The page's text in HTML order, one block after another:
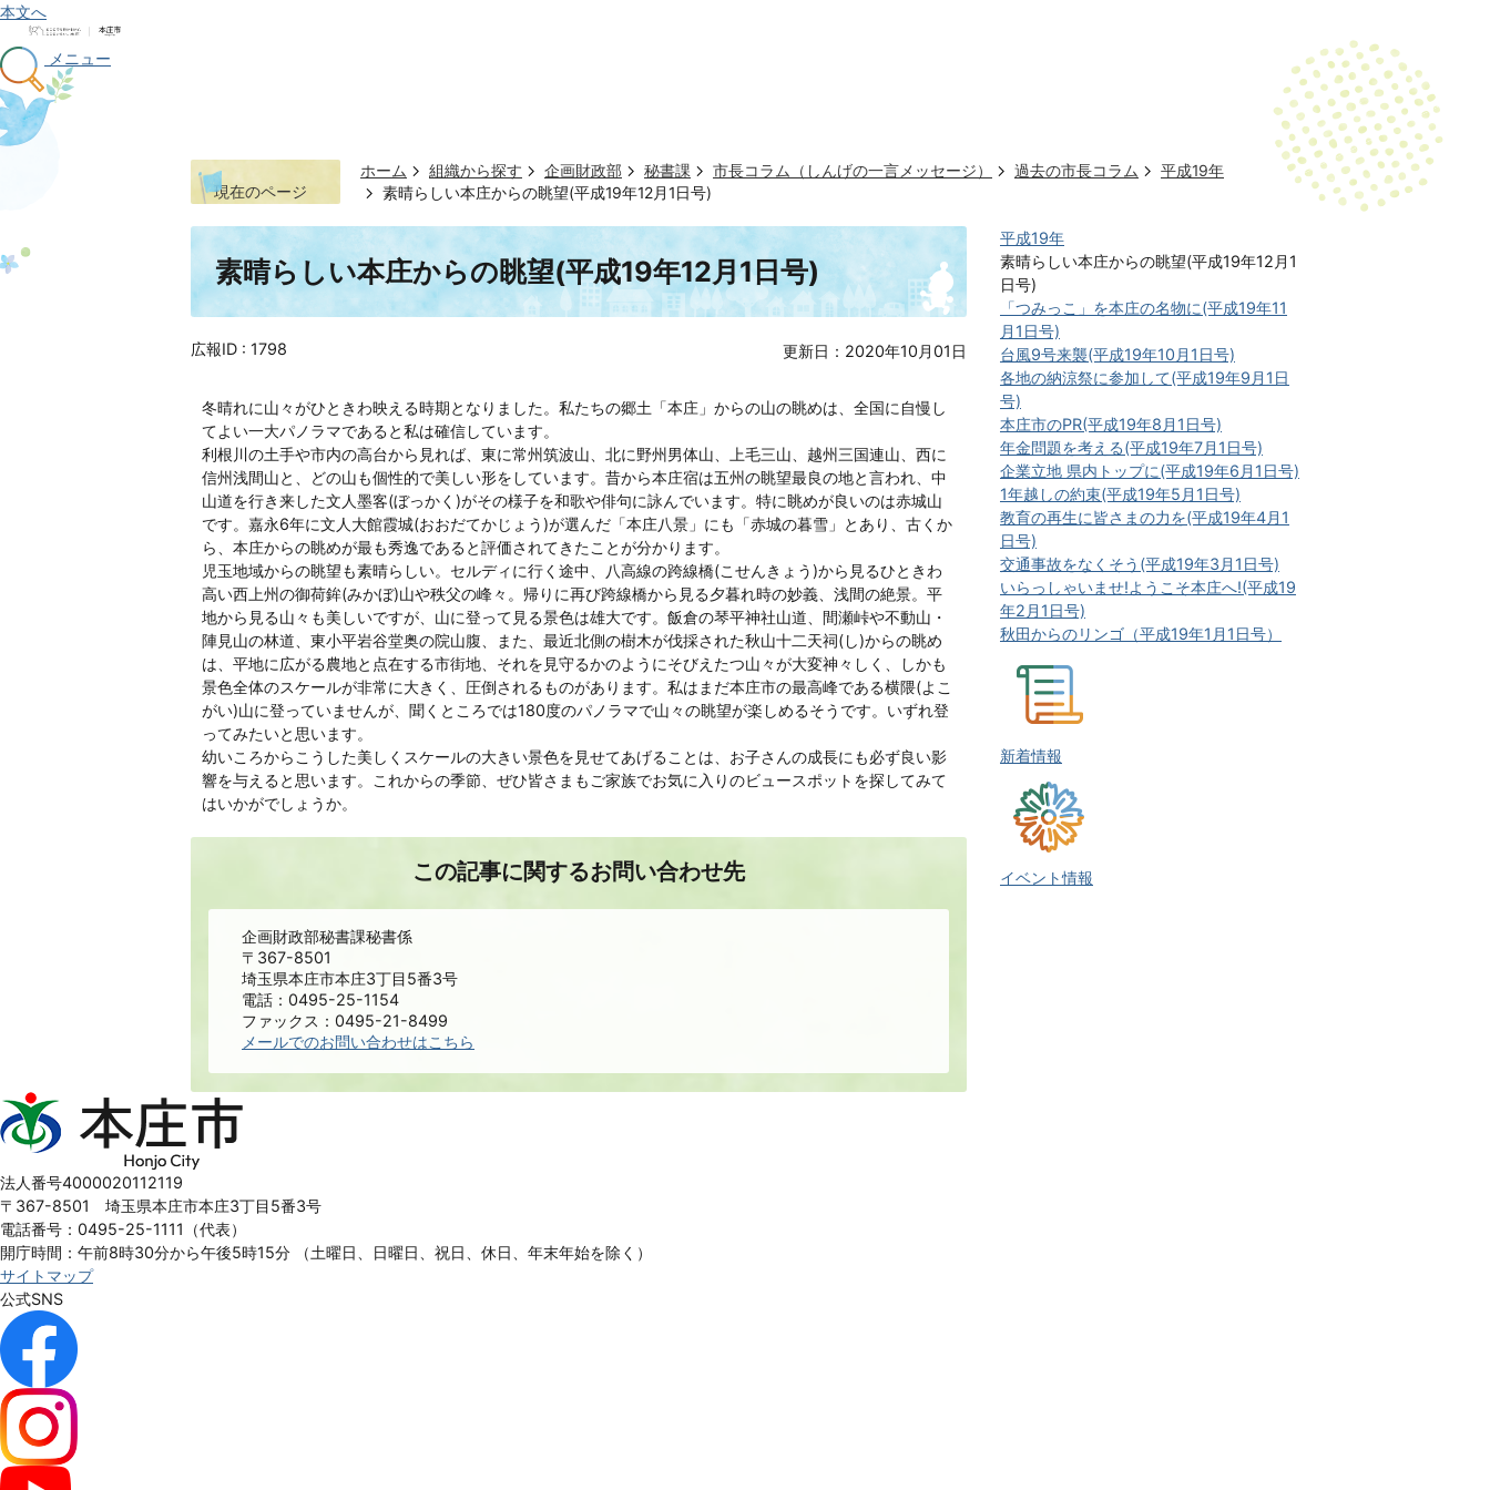
本文へ
メニュー
現在のページ
ホーム 組織から探す 企画財政部 秘書課 市長コラム（しんげの一言メッセージ） 過去の市長コラム
平成19年
素晴らしい本庄からの眺望(平成19年12月1日号)
素晴らしい本庄からの眺望(平成19年12月1日号)
更新日：2020年10月01日
広報ID : 1798
冬晴れに山々がひときわ映える時期となりました。私たちの郷土「本庄」からの山の眺めは、全国に自慢し
てよい一大パノラマであると私は確信しています。
利根川の土手や市内の高台から見れば、東に常州筑波山、北に野州男体山、上毛三山、越州三国連山、西に
信州浅間山と、どの山も個性的で美しい形をしています。昔から本庄宿は五州の眺望最良の地と言われ、中
山道を行き来した文人墨客(ぼっかく)がその様子を和歌や俳句に詠んでいます。特に眺めが良いのは赤城山
です。嘉永6年に文人大館霞城(おおだてかじょう)が選んだ「本庄八景」にも「赤城の暮雪」とあり、古くか
ら、本庄からの眺めが最も秀逸であると評価されてきたことが分かります。
児玉地域からの眺望も素晴らしい。セルディに行く途中、八高線の跨線橋(こせんきょう)から見るひときわ
高い西上州の御荷鉾(みかぼ)山や秩父の峰々。帰りに再び跨線橋から見る夕暮れ時の妙義、浅間の絶景。平
地から見る山々も美しいですが、山に登って見る景色は雄大です。飯倉の琴平神社山道、間瀬峠や不動山・
陣見山の林道、東小平岩谷堂奥の院山腹、また、最近北側の樹木が伐採された秋山十二天祠(し)からの眺め
は、平地に広がる農地と点在する市街地、それを見守るかのようにそびえたつ山々が大変神々しく、しかも
景色全体のスケールが非常に大きく、圧倒されるものがあります。私はまだ本庄市の最高峰である横隈(よこ
がい)山に登っていませんが、聞くところでは180度のパノラマで山々の眺望が楽しめるそうです。いずれ登
ってみたいと思います。
幼いころからこうした美しくスケールの大きい景色を見せてあげることは、お子さんの成長にも必ず良い影
響を与えると思います。これからの季節、ぜひ皆さまもご家族でお気に入りのビュースポットを探してみて
はいかがでしょうか。
この記事に関するお問い合わせ先
企画財政部秘書課秘書係
〒367-8501
埼玉県本庄市本庄3丁目5番3号
電話：0495-25-1154
ファックス：0495-21-8499
メールでのお問い合わせはこちら
平成19年
素晴らしい本庄からの眺望(平成19年12月1
日号)
「つみっこ」を本庄の名物に(平成19年11
月1日号)
台風9号来襲(平成19年10月1日号)
各地の納涼祭に参加して(平成19年9月1日
号)
本庄市のPR(平成19年8月1日号)
年金問題を考える(平成19年7月1日号)
企業立地 県内トップに(平成19年6月1日号)
1年越しの約束(平成19年5月1日号)
教育の再生に皆さまの力を(平成19年4月1
日号)
交通事故をなくそう(平成19年3月1日号)
いらっしゃいませ!ようこそ本庄へ!(平成19
年2月1日号)
秋田からのリンゴ（平成19年1月1日号）
新着情報
イベント情報
本
庄
Honjo
City
法人番号4000020112119
〒367-8501 埼玉県本庄市本庄3丁目5番3号
電話番号：0495-25-1111（代表）
開庁時間：午前8時30分から午後5時15分
（土曜日、日曜日、祝日、休日、年末年始を除く）
サイトマップ
公式SNS